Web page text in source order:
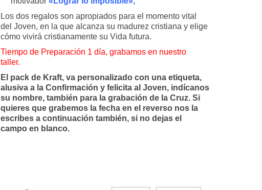
Los dos regalos son apropiados para el momento vital
del Joven, en la que alcanza su madurez cristiana y elige
cómo vivirá cristianamente su Vida futura.
Tiempo de Preparación 1 día, grabamos en nuestro
taller.
El pack de Kraft, va personalizado con una etiqueta,
alusiva a la Confirmación y felicita al Joven, indícanos
su nombre, también para la grabación de la Cruz. Si
quieres que grabemos la fecha en el reverso nos la
escribes a continuación también, si no dejas el
campo en blanco.